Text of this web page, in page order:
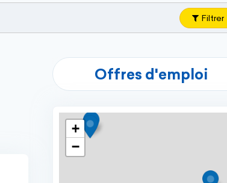
Filtrer
Offres d'emploi
+
−